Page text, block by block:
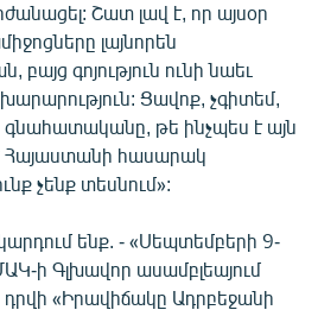
Շատ լավ է, որ այսօր
լայնորեն
գոյություն ունի նաեւ
Ցավոք, չգիտեմ,
գնահատականը, թե ինչպես է այն
Հայաստանի հասարակ
չենք տեսնում»:
ենք. - «Սեպտեմբերի 9-
ի Գլխավոր ասամբլեայում
«Իրավիճակը Ադրբեջանի